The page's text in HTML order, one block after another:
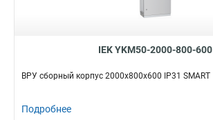
IEK YKM50-2000-800-600
ВРУ сборный корпус 2000х800х600 IP31 SMART
Подробнее